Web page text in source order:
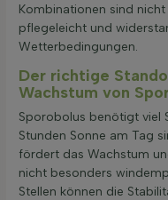
Kombinationen sind
pflegeleicht und
Wetterbedingungen.
Der richtige
Wachstum von
Sporobolus benötigt viel
Stunden Sonne am Tag
fördert das Wachstum
nicht besonders
Stellen können die